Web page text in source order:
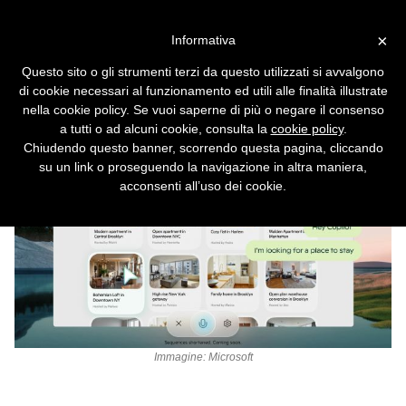
schermo: la IA di Microsoft
assiste l'utente in tempo reale
Immagine: Microsoft
×
Informativa
Questo sito o gli strumenti terzi da questo utilizzati si avvalgono
di cookie necessari al funzionamento ed utili alle finalità illustrate
nella cookie policy. Se vuoi saperne di più o negare il consenso
a tutti o ad alcuni cookie, consulta la cookie policy.
Chiudendo questo banner, scorrendo questa pagina, cliccando
su un link o proseguendo la navigazione in altra maniera,
acconsenti all’uso dei cookie.